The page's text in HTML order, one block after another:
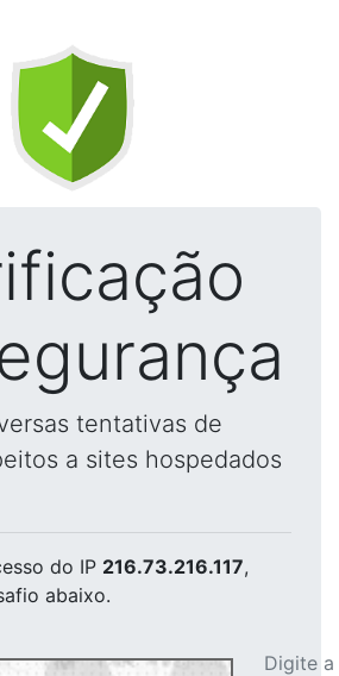
tentativas de
a sites hospedados
do IP 216.73.216.117,
abaixo.
Digite